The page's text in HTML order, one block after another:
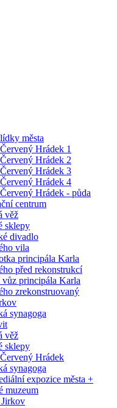
města
Hrádek 1
Hrádek 2
Hrádek 3
Hrádek 4
Hrádek - půda
centrum
věž
sklepy
divadlo
vila
principála Karla
před rekonstrukcí
vůz principála Karla
zrekonstruovaný
synagoga
věž
sklepy
Hrádek
synagoga
expozice města +
muzeum